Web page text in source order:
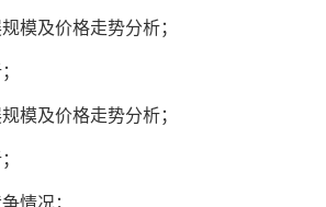
模及价格走势分析；
模及价格走势分析；